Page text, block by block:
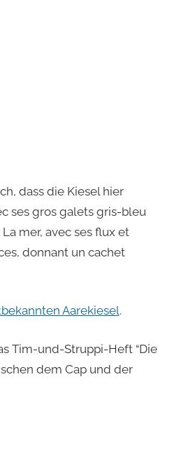
dass die Kiesel hier
ses gros galets gris-bleu
mer, avec ses flux et
donnant un cachet
Aarekiesel.
Tim-und-Struppi-Heft “Die
dem Cap und der